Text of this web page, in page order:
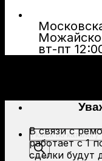
вт-пт
Поиск
товаров
В связи с
работает с 1
сделки будут